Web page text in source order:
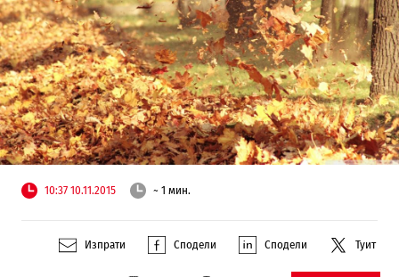
10:37 10.11.2015 ~ 1 мин.
Изпрати Сподели Сподели Туит